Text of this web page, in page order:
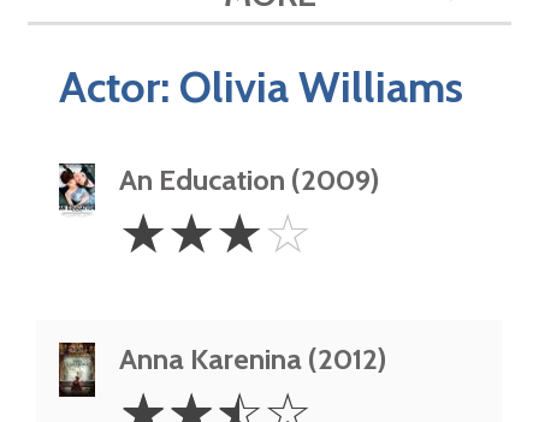
Actor: Olivia Williams
An Education (2009)
Stars
☆☆☆☆
Anna Karenina (2012)
2.5